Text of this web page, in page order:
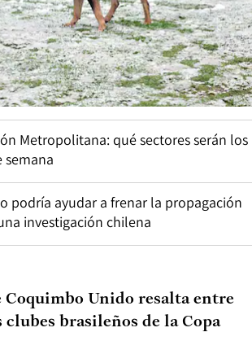
Metropolitana: qué sectores serán los
semana
podría ayudar a frenar la propagación
investigación chilena
Coquimbo Unido resalta entre
brasileños de la Copa